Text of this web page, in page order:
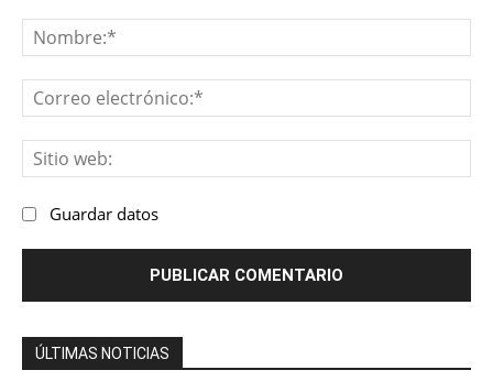
Guardar datos
ÚLTIMAS NOTICIAS